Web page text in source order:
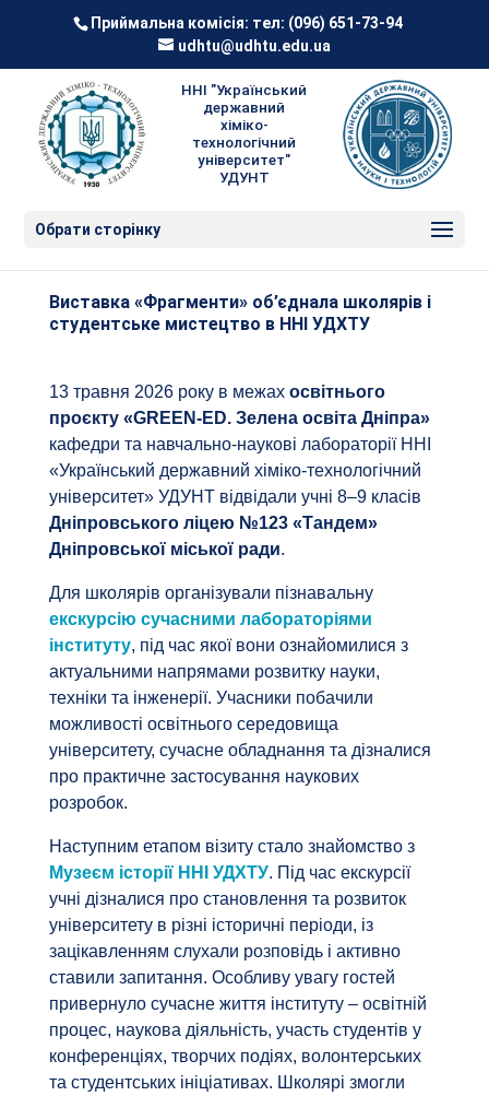
Приймальна комісія: тел: (096) 651-73-94
udhtu@udhtu.edu.ua
ННІ "Український
державний
хіміко-
технологічний
університет"
УДУНТ
Обрати сторінку
Виставка «Фрагменти» об’єднала школярів і
студентське мистецтво в ННІ УДХТУ
13 травня 2026 року в межах освітнього
проєкту «GREEN-ED. Зелена освіта Дніпра»
кафедри та навчально-наукові лабораторії ННІ
«Український державний хіміко-технологічний
університет» УДУНТ відвідали учні 8–9 класів
Дніпровського ліцею №123 «Тандем»
Дніпровської міської ради.
Для школярів організували пізнавальну
екскурсію сучасними лабораторіями
інституту, під час якої вони ознайомилися з
актуальними напрямами розвитку науки,
техніки та інженерії. Учасники побачили
можливості освітнього середовища
університету, сучасне обладнання та дізналися
про практичне застосування наукових
розробок.
Наступним етапом візиту стало знайомство з
Музеєм історії ННІ УДХТУ. Під час екскурсії
учні дізналися про становлення та розвиток
університету в різні історичні періоди, із
зацікавленням слухали розповідь і активно
ставили запитання. Особливу увагу гостей
привернуло сучасне життя інституту – освітній
процес, наукова діяльність, участь студентів у
конференціях, творчих подіях, волонтерських
та студентських ініціативах. Школярі змогли